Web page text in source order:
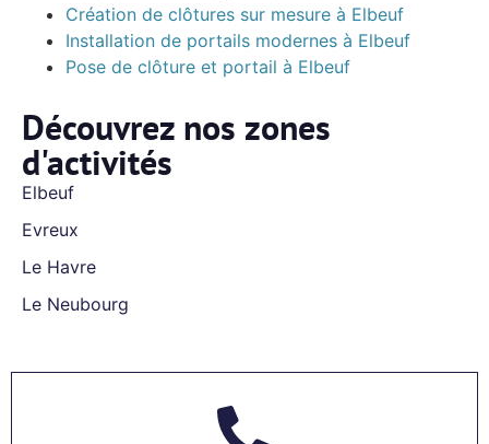
Création de clôtures sur mesure à Elbeuf
Installation de portails modernes à Elbeuf
Pose de clôture et portail à Elbeuf
Découvrez nos zones
d'activités
Elbeuf
Evreux
Le Havre
Le Neubourg